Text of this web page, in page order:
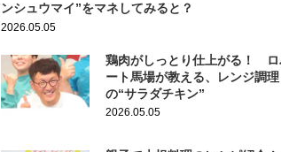
ンシュウマイ”をマネしてみると？
2026.05.05
鶏肉がしっとり仕上がる！ ロ
ート馬場が教える、レンジ調理
の“サラダチキン”
2026.05.05